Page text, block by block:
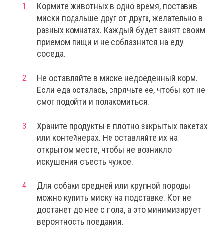
Кормите животных в одно время, поставив
миски подальше друг от друга, желательно в
разных комнатах. Каждый будет занят своим
приемом пищи и не соблазнится на еду
соседа.
Не оставляйте в миске недоеденный корм.
Если еда осталась, спрячьте ее, чтобы кот не
смог подойти и полакомиться.
Храните продукты в плотно закрытых пакетах
или контейнерах. Не оставляйте их на
открытом месте, чтобы не возникло
искушения съесть чужое.
Для собаки средней или крупной породы
можно купить миску на подставке. Кот не
достанет до нее с пола, а это минимизирует
вероятность поедания.